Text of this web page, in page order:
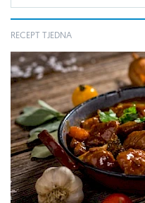
RECEPT TJEDNA